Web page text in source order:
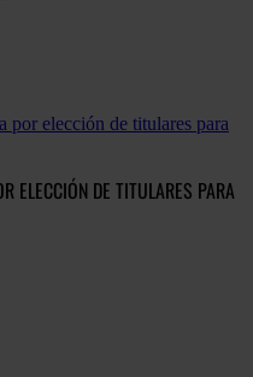
por elección de titulares para
ELECCIÓN DE TITULARES PARA